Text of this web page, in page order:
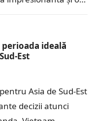
ideală
Est
Asia de Sud-Est
decizii atunci